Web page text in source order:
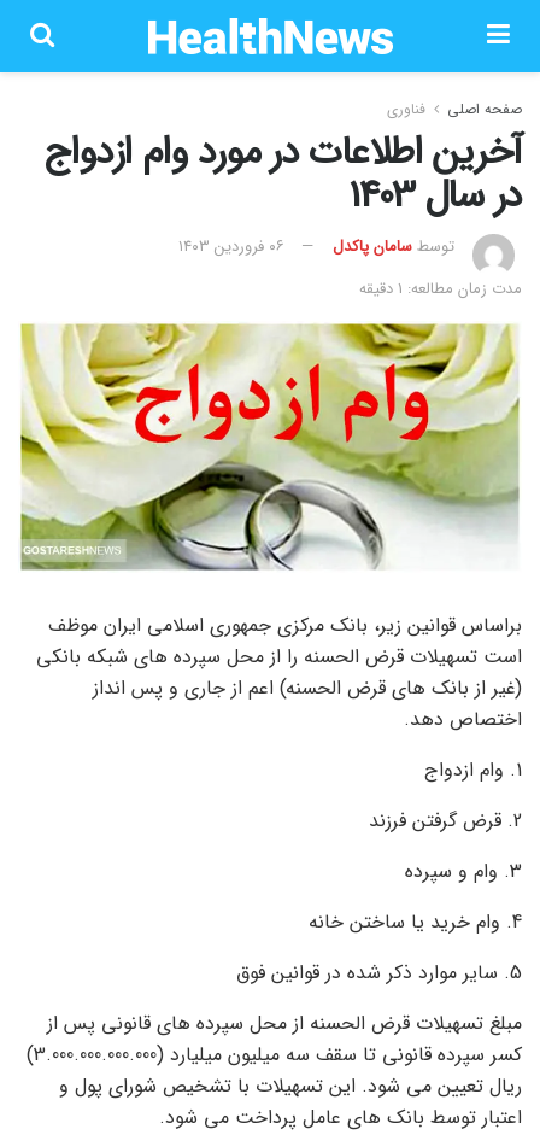
صفحه اصلی فناوری
آخرین اطلاعات در مورد وام ازدواج
در سال 1403
توسطسامان پاکدل
۰۶ فروردین ۱۴۰۳
مدت زمان مطالعه: 1 دقیقه
براساس قوانین زیر، بانک مرکزی جمهوری اسلامی ایران موظف
است تسهیلات قرض الحسنه را از محل سپرده های شبکه بانکی
(غیر از بانک های قرض الحسنه) اعم از جاری و پس انداز
اختصاص دهد.
1. وام ازدواج
2. قرض گرفتن فرزند
3. وام و سپرده
4. وام خرید یا ساختن خانه
5. سایر موارد ذکر شده در قوانین فوق
مبلغ تسهیلات قرض الحسنه از محل سپرده های قانونی پس از
کسر سپرده قانونی تا سقف سه میلیون میلیارد (3.000.000.000.000)
ریال تعیین می شود. این تسهیلات با تشخیص شورای پول و
اعتبار توسط بانک های عامل پرداخت می شود.